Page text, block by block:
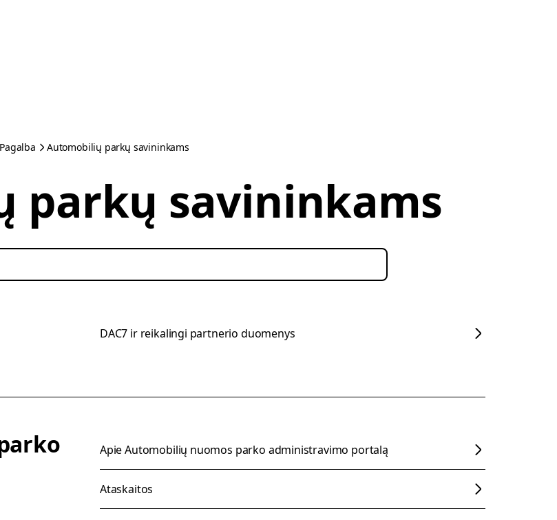
Pagalba Automobilių parkų savininkams
parkų savininkams
DAC7 ir reikalingi partnerio duomenys
Apie Automobilių nuomos parko administravimo portalą
Ataskaitos